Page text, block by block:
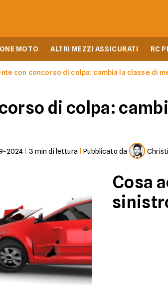
MOTO ALTRI MEZZI ASSICURATI RC
con concorso di colpa: cambia la classe di
di colpa:
2024 3 min di lettura |Pubblicato da
Cosa